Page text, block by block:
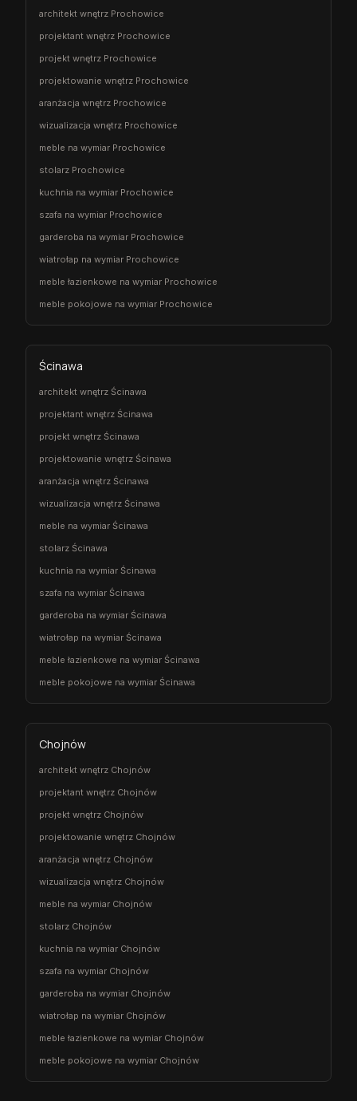
architekt wnętrz Prochowice
projektant wnętrz Prochowice
projekt wnętrz Prochowice
projektowanie wnętrz Prochowice
aranżacja wnętrz Prochowice
wizualizacja wnętrz Prochowice
meble na wymiar Prochowice
stolarz Prochowice
kuchnia na wymiar Prochowice
szafa na wymiar Prochowice
garderoba na wymiar Prochowice
wiatrołap na wymiar Prochowice
meble łazienkowe na wymiar Prochowice
meble pokojowe na wymiar Prochowice
Ścinawa
architekt wnętrz Ścinawa
projektant wnętrz Ścinawa
projekt wnętrz Ścinawa
projektowanie wnętrz Ścinawa
aranżacja wnętrz Ścinawa
wizualizacja wnętrz Ścinawa
meble na wymiar Ścinawa
stolarz Ścinawa
kuchnia na wymiar Ścinawa
szafa na wymiar Ścinawa
garderoba na wymiar Ścinawa
wiatrołap na wymiar Ścinawa
meble łazienkowe na wymiar Ścinawa
meble pokojowe na wymiar Ścinawa
Chojnów
architekt wnętrz Chojnów
projektant wnętrz Chojnów
projekt wnętrz Chojnów
projektowanie wnętrz Chojnów
aranżacja wnętrz Chojnów
wizualizacja wnętrz Chojnów
meble na wymiar Chojnów
stolarz Chojnów
kuchnia na wymiar Chojnów
szafa na wymiar Chojnów
garderoba na wymiar Chojnów
wiatrołap na wymiar Chojnów
meble łazienkowe na wymiar Chojnów
meble pokojowe na wymiar Chojnów